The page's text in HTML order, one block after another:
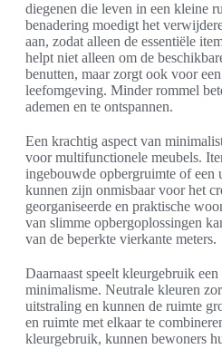
diegenen die leven in een kleine
benadering moedigt het
aan, zodat alleen de essentiële
helpt niet alleen om de
benutten, maar zorgt ook voor
leefomgeving. Minder rommel
ademen en te ontspannen.
Een krachtig aspect van
voor multifunctionele meubels.
ingebouwde opbergruimte of een
kunnen zijn onmisbaar voor het
georganiseerde en praktische
van slimme opbergoplossingen
van de beperkte vierkante meters.
Daarnaast speelt kleurgebruik
minimalisme. Neutrale kleuren
uitstraling en kunnen de ruimte
en ruimte met elkaar te
kleurgebruik, kunnen bewoners